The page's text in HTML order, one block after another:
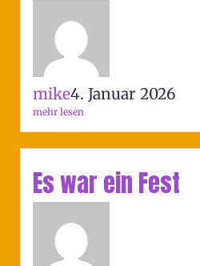
mike4. Januar 2026
mehr lesen
Es war ein Fest